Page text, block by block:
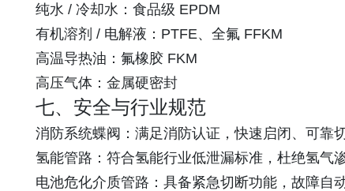
纯水 / 冷却水：食品级 EPDM
有机溶剂 / 电解液：PTFE、全氟 FFKM
高温导热油：氟橡胶 FKM
高压气体：金属硬密封
七、安全与行业规范
消防系统蝶阀：满足消防认证，快速启闭、可靠
氢能管路：符合氢能行业低泄漏标准，杜绝氢气
电池危化介质管路：具备紧急切断功能，故障自